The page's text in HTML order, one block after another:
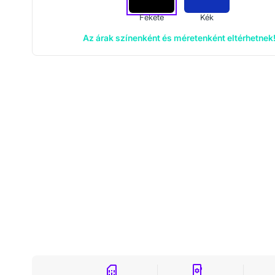
Fekete Kék
Az árak színenként és méretenként eltérhetnek!